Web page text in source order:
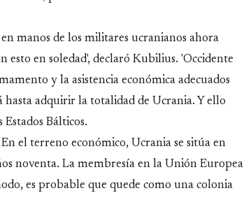
manos de los militares ucranianos ahora
esto en soledad', declaró Kubilius. 'Occidente
y la asistencia económica adecuados
adquirir la totalidad de Ucrania. Y ello
Bálticos.
el terreno económico, Ucrania se sitúa en
noventa. La membresía en la Unión Europea
es probable que quede como una colonia